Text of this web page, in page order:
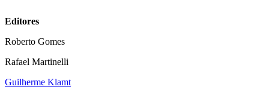
Editores
Roberto Gomes
Rafael Martinelli
Guilherme Klamt